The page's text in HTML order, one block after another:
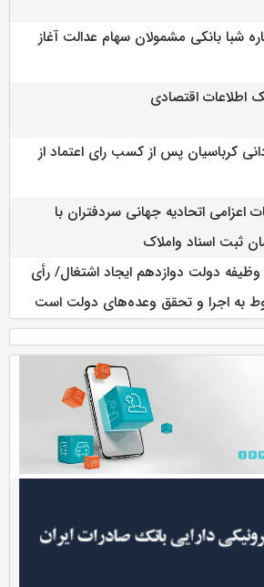
شبا بانکی مشمولان سهام عدالت آغاز
اطلاعات اقتصادی
کرباسیان پس از کسب رای اعتماد از
اعزامی اتحادیه جهانی سردفتران با
ثبت اسناد واملاک
وظیفه دولت دوازدهم ایجاد اشتغال/ رأی
به اجرا و تحقق وعده‌های دولت است